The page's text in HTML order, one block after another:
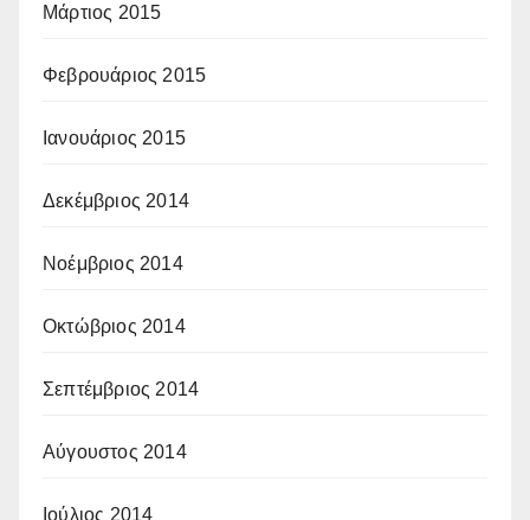
Μάρτιος 2015
Φεβρουάριος 2015
Ιανουάριος 2015
Δεκέμβριος 2014
Νοέμβριος 2014
Οκτώβριος 2014
Σεπτέμβριος 2014
Αύγουστος 2014
Ιούλιος 2014